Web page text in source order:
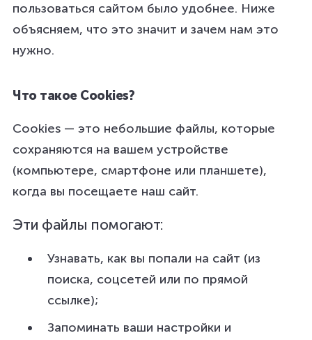
пользоваться сайтом было удобнее. Ниже
объясняем, что это значит и зачем нам это
нужно.
Что такое Cookies?
Cookies — это небольшие файлы, которые
сохраняются на вашем устройстве
(компьютере, смартфоне или планшете),
когда вы посещаете наш сайт.
Эти файлы помогают:
Узнавать, как вы попали на сайт (из
поиска, соцсетей или по прямой
ссылке);
Запоминать ваши настройки и